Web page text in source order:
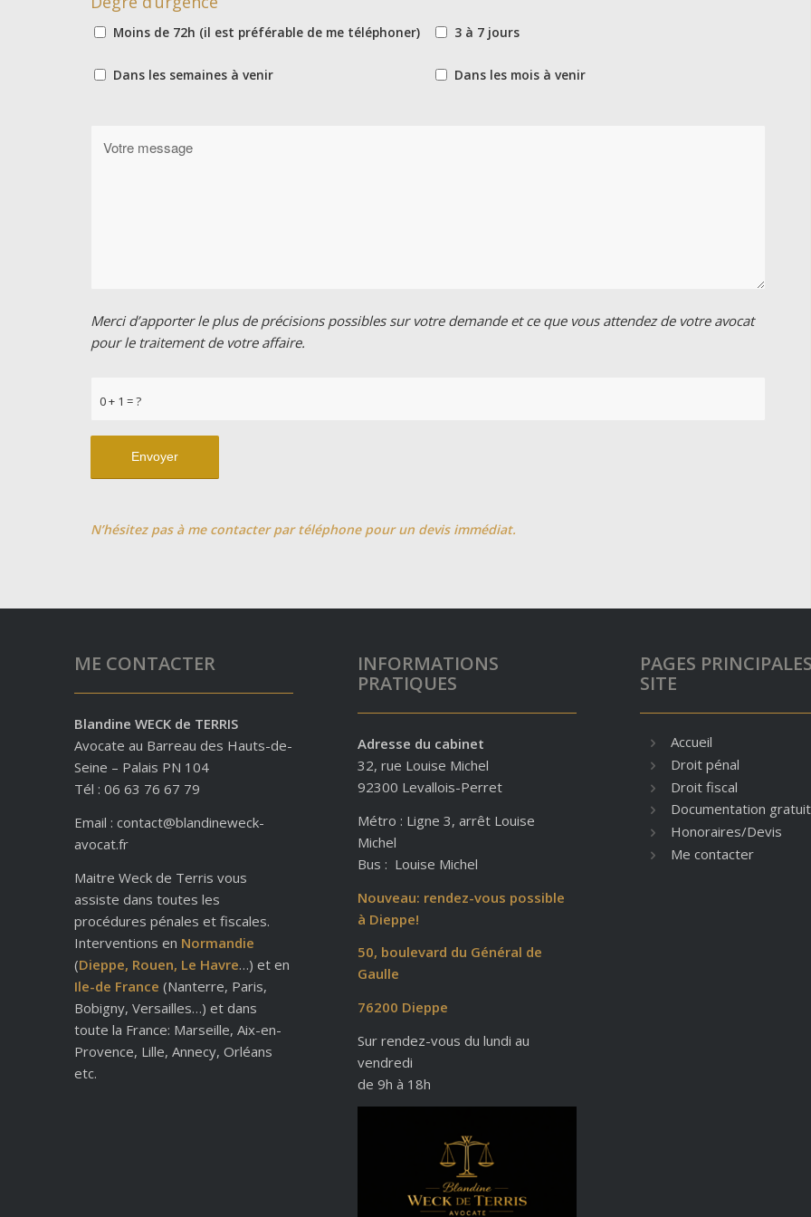
Moins de 72h (il est préférable de me téléphoner) 3 à 7 jours
Dans les semaines à venir Dans les mois à venir
Merci d’apporter le plus de précisions possibles sur votre demande et ce que vous attendez de votre avocat
pour le traitement de votre affaire.
0 + 1 = ?
N’hésitez pas à me contacter par téléphone pour un devis immédiat.
ME CONTACTER
Blandine WECK de TERRIS
Avocate au Barreau des Hauts-de-
Seine – Palais PN 104
Tél : 06 63 76 67 79
Email : contact@blandineweck-
avocat.fr
Maitre Weck de Terris vous
assiste dans toutes les
procédures pénales et fiscales.
Interventions en Normandie
(Dieppe, Rouen, Le Havre…) et en
Ile-de France (Nanterre, Paris,
Bobigny, Versailles…) et dans
toute la France: Marseille, Aix-en-
Provence, Lille, Annecy, Orléans
etc.
INFORMATIONS
PRATIQUES
Adresse du cabinet
32, rue Louise Michel
92300 Levallois-Perret
Métro : Ligne 3, arrêt Louise
Michel
Bus : Louise Michel
Nouveau: rendez-vous possible
à Dieppe!
50, boulevard du Général de
Gaulle
76200 Dieppe
Sur rendez-vous du lundi au
vendredi
de 9h à 18h
PAGES
SITE
Accueil
Droit pénal
Droit fiscal
Documentation
Honoraires/Devis
Me contacter